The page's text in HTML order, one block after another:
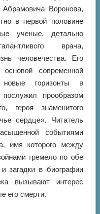
Воронова,
в первой половине
ученые, детально
врача,
человечества. Его
современной
новые горизонты в
прообразом
героя знаменитого
сердце». Читатель
событиями
имя которого между
гремело по обе
загадки в биографии
вызывают интерес
его смерти.